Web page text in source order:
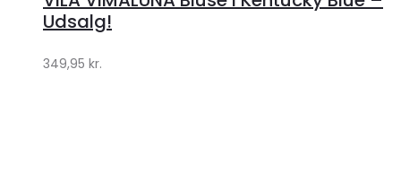
Klædeskabet.dk
Udsalg!
349,95 kr.